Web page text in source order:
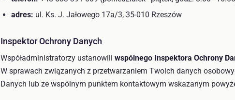
adres: ul. Ks. J. Jałowego 17a/3, 35-010 Rzeszów
Inspektor Ochrony Danych
Współadministratorzy ustanowili wspólnego Inspektora Ochrony
W sprawach związanych z przetwarzaniem Twoich danych
Danych lub ze wspólnym punktem kontaktowym wskazanym